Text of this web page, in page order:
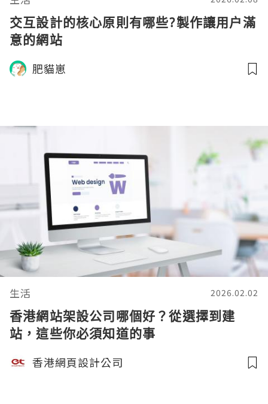
交互設計的核心原則有哪些?製作讓用户滿
意的網站
肥貓崽
生活 2026.02.02
香港網站架設公司哪個好？從選擇到建
站，這些你必須知道的事
香港網頁設計公司